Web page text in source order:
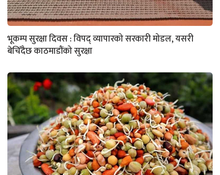
भूकम्प सुरक्षा दिवस : विपद् व्यापारको सरकारी मोडल, यसरी
बेचिँदैछ काठमाडौंको सुरक्षा